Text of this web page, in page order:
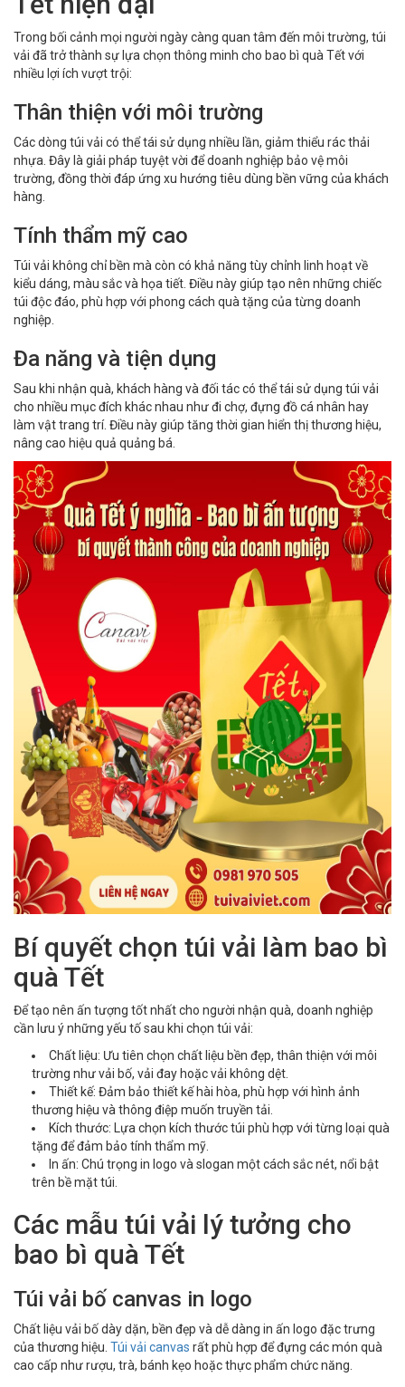
Trong bối cảnh mọi người ngày càng quan tâm đến môi trường, túi
vải đã trở thành sự lựa chọn thông minh cho bao bì quà Tết với
nhiều lợi ích vượt trội:
Thân thiện với môi trường
Các dòng túi vải có thể tái sử dụng nhiều lần, giảm thiểu rác thải
nhựa. Đây là giải pháp tuyệt vời để doanh nghiệp bảo vệ môi
trường, đồng thời đáp ứng xu hướng tiêu dùng bền vững của khách
hàng.
Tính thẩm mỹ cao
Túi vải không chỉ bền mà còn có khả năng tùy chỉnh linh hoạt về
kiểu dáng, màu sắc và họa tiết. Điều này giúp tạo nên những chiếc
túi độc đáo, phù hợp với phong cách quà tặng của từng doanh
nghiệp.
Đa năng và tiện dụng
Sau khi nhận quà, khách hàng và đối tác có thể tái sử dụng túi vải
cho nhiều mục đích khác nhau như đi chợ, đựng đồ cá nhân hay
làm vật trang trí. Điều này giúp tăng thời gian hiển thị thương hiệu,
nâng cao hiệu quả quảng bá.
Bí quyết chọn túi vải làm bao bì
quà Tết
Để tạo nên ấn tượng tốt nhất cho người nhận quà, doanh nghiệp
cần lưu ý những yếu tố sau khi chọn túi vải:
Chất liệu: Ưu tiên chọn chất liệu bền đẹp, thân thiện với môi
trường như vải bố, vải đay hoặc vải không dệt.
Thiết kế: Đảm bảo thiết kế hài hòa, phù hợp với hình ảnh
thương hiệu và thông điệp muốn truyền tải.
Kích thước: Lựa chọn kích thước túi phù hợp với từng loại quà
tặng để đảm bảo tính thẩm mỹ.
In ấn: Chú trọng in logo và slogan một cách sắc nét, nổi bật
trên bề mặt túi.
Các mẫu túi vải lý tưởng cho
bao bì quà Tết
Túi vải bố canvas in logo
Chất liệu vải bố dày dặn, bền đẹp và dễ dàng in ấn logo đặc trưng
của thương hiệu. Túi vải canvas rất phù hợp để đựng các món quà
cao cấp như rượu, trà, bánh kẹo hoặc thực phẩm chức năng.